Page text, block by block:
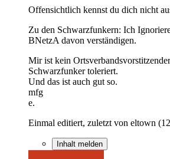
Offensichtlich kennst du dich nicht
Zu den Schwarzfunkern: Ich
BNetzA davon verständigen.
Mir ist kein
Schwarzfunker toleriert.
Und das ist auch gut so.
mfg
e.
Einmal editiert, zuletzt von eltown (
Inhalt melden